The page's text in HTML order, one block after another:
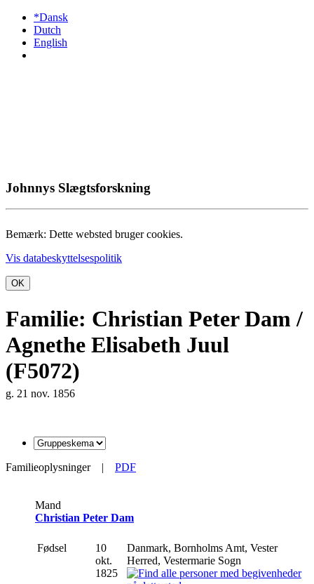
*Dansk
Dutch
English
Johnnys Slægtsforskning
Bemærk: Dette websted bruger cookies.
Vis databeskyttelsespolitik
OK
Familie: Christian Peter Dam /
Agnethe Elisabeth Juul
(F5072)
g. 21 nov. 1856
Familieoplysninger| PDF
Mand
Christian Peter Dam
Fødsel
10
okt.
1825
Danmark, Bornholms Amt, Vester
Herred, Vestermarie Sogn